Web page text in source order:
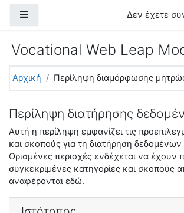
Δεν έχετε
Vocational Web Leap
Αρχική Περίληψη διαμόρφωσης
Περίληψη διατήρησης
Αυτή η περίληψη εμφανίζει τις
και σκοπούς για τη διατήρηση
Ορισμένες περιοχές ενδέχεται να έχουν
συγκεκριμένες κατηγορίες και σκοπούς
αναφέρονται εδώ.